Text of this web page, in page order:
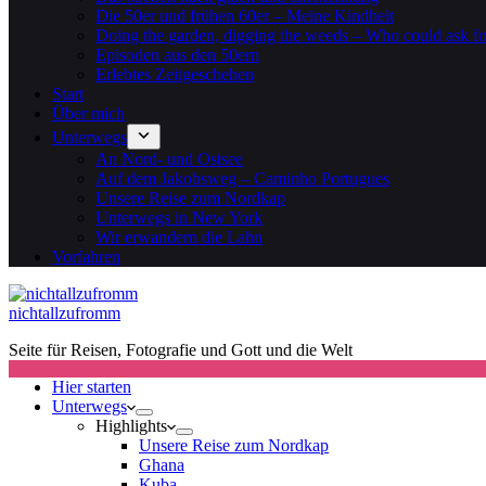
Die 50er und frühen 60er – Meine Kindheit
Doing the garden, digging the weeds – Who could ask
Episoden aus den 50ern
Erlebtes Zeitgeschehen
Start
Über mich
Unterwegs
An Nord- und Ostsee
Auf dem Jakobsweg – Caminho Portugues
Unsere Reise zum Nordkap
Unterwegs in New York
Wir erwandern die Lahn
Vorfahren
nichtallzufromm
Seite für Reisen, Fotografie und Gott und die Welt
Hier starten
Unterwegs
Highlights
Unsere Reise zum Nordkap
Ghana